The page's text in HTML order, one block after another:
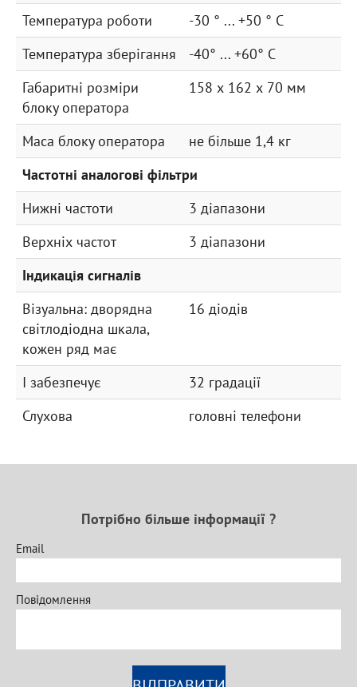
Температура роботи
-30 ° ... +50 ° С
Температура зберігання
-40° ... +60° C
Габаритні розміри
блоку оператора
158 х 162 х 70 мм
Маса блоку оператора
не більше 1,4 кг
Частотні аналогові фільтри
Нижні частоти
3 діапазони
Верхніх частот
3 діапазони
Індикація сигналів
Візуальна: дворядна
світлодіодна шкала,
кожен ряд має
16 діодів
І забезпечує
32 градації
Слухова
головні телефони
Потрібно більше інформації ?
Email
Повідомлення